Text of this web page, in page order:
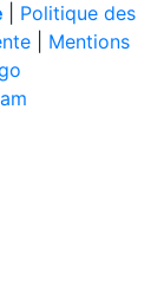
Politique des
| Mentions